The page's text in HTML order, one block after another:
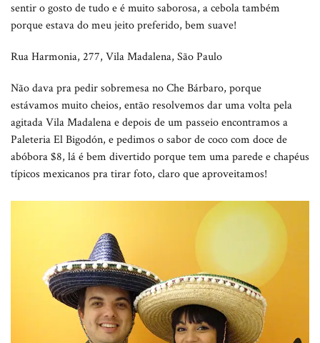
sentir o gosto de tudo e é muito saborosa, a cebola também
porque estava do meu jeito preferido, bem suave!
Rua Harmonia, 277, Vila Madalena, São Paulo
Não dava pra pedir sobremesa no Che Bárbaro, porque
estávamos muito cheios, então resolvemos dar uma volta pela
agitada Vila Madalena e depois de um passeio encontramos a
Paleteria El Bigodón, e pedimos o sabor de coco com doce de
abóbora $8, lá é bem divertido porque tem uma parede e chapéus
típicos mexicanos pra tirar foto, claro que aproveitamos!